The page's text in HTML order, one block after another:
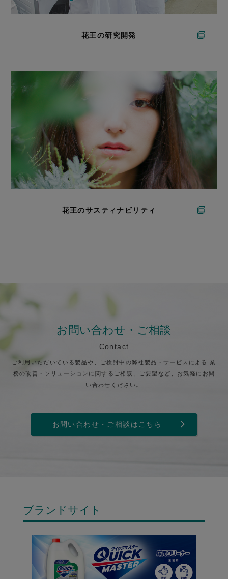
花王の研究開発
花王のサスティナビリティ
お問い合わせ・ご相談
Contact
ご利用いただいている製品や、ご検討中の弊社製品・サービスによる 業
務の改善・ソリューションに関するご相談、ご要望など、お気軽にお問
い合わせください。
お問い合わせ・ご相談はこちら
ブランドサイト